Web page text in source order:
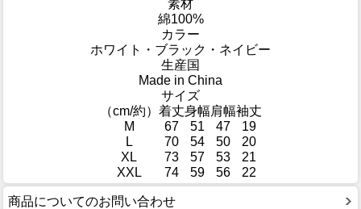
素材
綿100%
カラー
ホワイト・ブラック・ネイビー
生産国
Made in China
サイズ
（cm/約） 着丈身幅肩幅袖丈
M
67 51 47
19
L
70 54 50
20
XL
73 57 53
21
XXL
74 59 56 22
商品についてのお問い合わせ